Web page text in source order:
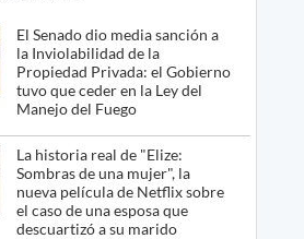
El Senado dio media sanción a
la Inviolabilidad de la
Propiedad Privada: el Gobierno
tuvo que ceder en la Ley del
Manejo del Fuego
La historia real de "Elize:
Sombras de una mujer", la
nueva película de Netflix sobre
el caso de una esposa que
descuartizó a su marido